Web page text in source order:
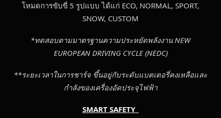
โหมดการขับขี่ 5 รูปแบบ ได้แก่ ECO, NORMAL, SPORT,
SNOW, CUSTOM
*ทดสอบตามมาตรฐานความประหยัดพลังงาน NEW
EUROPEAN DRIVING CYCLE (NEDC)
**ระยะเวลาในการชาร์จ ขึ้นอยู่กับระดับแบตเตอรี่คงเหลือและ
กำลังของเครื่องอัดประจุไฟฟ้า
SMART SAFETY